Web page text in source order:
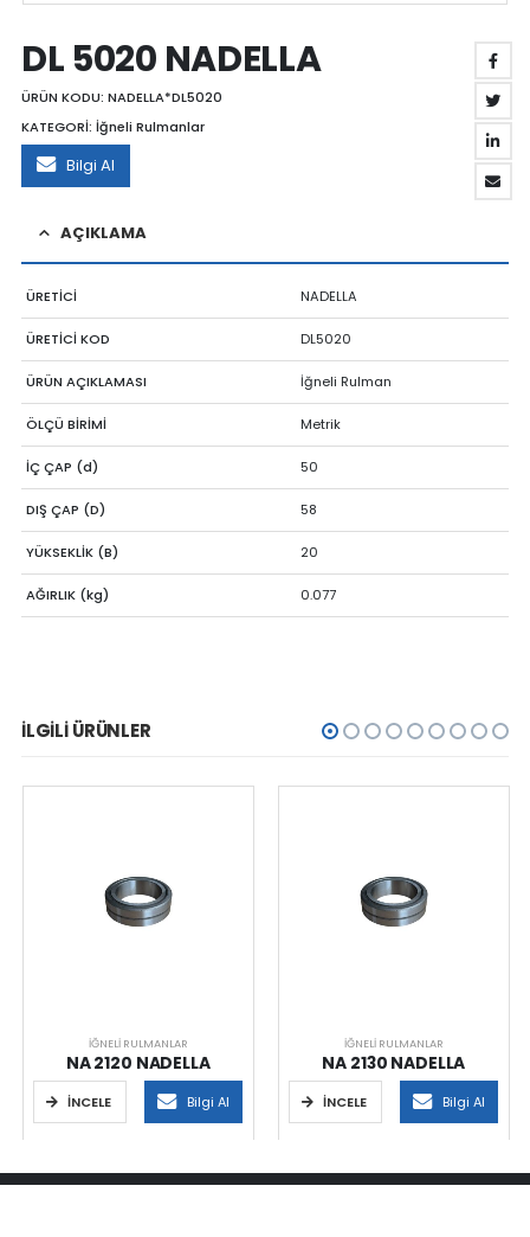
DL 5020 NADELLA
ÜRÜN KODU: NADELLA*DL5020
KATEGORİ: İğneli Rulmanlar
Bilgi Al
AÇIKLAMA
ÜRETİCİ NADELLA
ÜRETİCİ KOD DL5020
ÜRÜN AÇIKLAMASI İğneli Rulman
ÖLÇÜ BİRİMİ Metrik
İÇ ÇAP (d) 50
DIŞ ÇAP (D) 58
YÜKSEKLİK (B) 20
AĞIRLIK (kg) 0.077
İLGILI ÜRÜNLER
İĞNELI RULMANLAR
NA 2120 NADELLA
İNCELE Bilgi Al
İĞNELI RULMANLAR
NA 2130 NADELLA
İNCELE Bilgi Al